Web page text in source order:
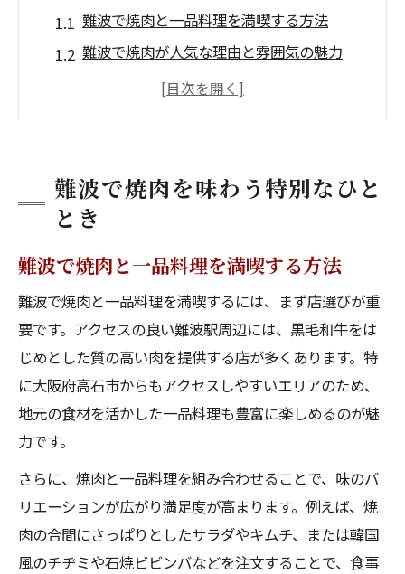
難波で焼肉と一品料理を満喫する方法
難波で焼肉が人気な理由と雰囲気の魅力
難波で焼肉を楽しむ際のおすすめポイント
難波で焼肉を味わうなら知っておきたいコ
難波で焼肉の一品料理を比べてみよう
大阪府高石市で楽しむ焼肉と多彩な一品料理
高石で焼肉を選ぶなら注目すべきポイント
高石市で焼肉と黒毛和牛を味わう贅沢体験
高石市で焼肉と一品料理の楽しみ方ガイド
高石で焼肉を食べ放題で楽しむコツ
コスパ重視なら難波周辺の焼肉選びが鍵
難波で焼肉をコスパ良く味わう選び方
難波で焼肉の予約方法とコスパのポイント
難波で焼肉をコスパ重視で選ぶ基準とは
難波で焼肉の食べ放題店を上手に探すコツ
難波で焼肉を味わう特別なひと
とき
難波で焼肉と一品料理を満喫する方法
難波で焼肉と一品料理を満喫するには、まず店選びが重
要です。アクセスの良い難波駅周辺には、黒毛和牛をは
じめとした質の高い肉を提供する店が多くあります。特
に大阪府高石市からもアクセスしやすいエリアのため、
地元の食材を活かした一品料理も豊富に楽しめるのが魅
力です。
さらに、焼肉と一品料理を組み合わせることで、味のバ
リエーションが広がり満足度が高まります。例えば、焼
肉の合間にさっぱりとしたサラダやキムチ、または韓国
風のチヂミや石焼ビビンバなどを注文することで、食事